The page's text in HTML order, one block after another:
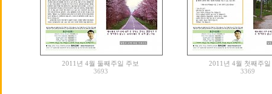
2011년 4월 둘째주일 주보
3693
2011년 4월 첫째주
3369